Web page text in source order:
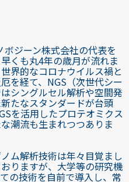
ボジーン株式会社の代表を
くも丸4年の歳月が流れま
界的なコロナウイルス禍と
を経て、NGS（次世代シー
シングルセル解析や空間発
たなスタンダードが台頭
を活用したプロテオミクス
潮流も生まれつつありま
ム解析技術は年々目覚まし
りますが、大学等の研究機
の技術を自前で導入し、常